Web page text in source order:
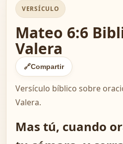
VERSÍCULO
Mateo 6:6
Valera
🔗Compartir
Versículo bíblico sobre
Valera.
Mas tú, cuando